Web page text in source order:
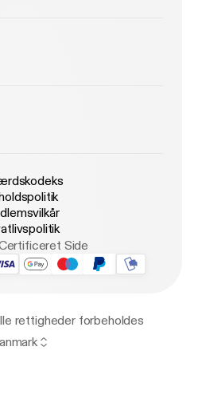
Side
rettigheder forbeholdes